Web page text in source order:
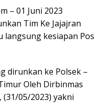
– 01 Juni 2023
Tim Ke Jajajran
langsung kesiapan Pos
dirunkan ke Polsek –
Oleh Dirbinmas
(31/05/2023) yakni